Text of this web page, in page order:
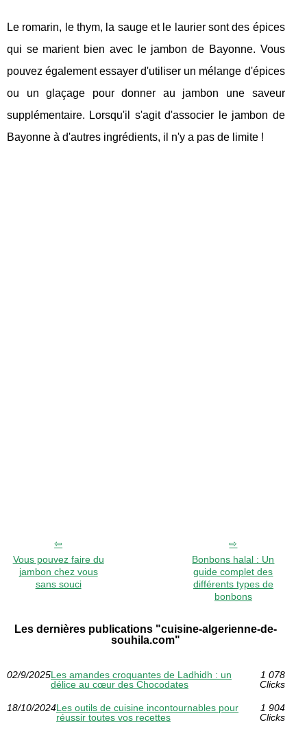
Le romarin, le thym, la sauge et le laurier sont des épices
qui se marient bien avec le jambon de Bayonne. Vous
pouvez également essayer d'utiliser un mélange d'épices
ou un glaçage pour donner au jambon une saveur
supplémentaire. Lorsqu'il s'agit d'associer le jambon de
Bayonne à d'autres ingrédients, il n'y a pas de limite !
Vous pouvez faire du
jambon chez vous
sans souci
Bonbons halal : Un
guide complet des
différents types de
bonbons
Les dernières publications "cuisine-algerienne-de-
souhila.com"
02/9/2025Les amandes croquantes de Ladhidh : un
délice au cœur des Chocodates
1 078
Clicks
18/10/2024Les outils de cuisine incontournables pour
réussir toutes vos recettes
1 904
Clicks